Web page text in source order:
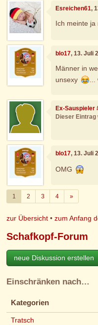
Esreichen61,
Ich meinte
blo17, 13. Juli
Männer in
unsexy
Ex-Sauspieler
Dieser
blo17, 13. Juli
OMG
1 2 3 4 »Weiter
zur Übersicht •zum Anfang
Schafkopf-Forum
neue Diskussion erstellen
Einschränken nach…
Kategorien
Tratsch